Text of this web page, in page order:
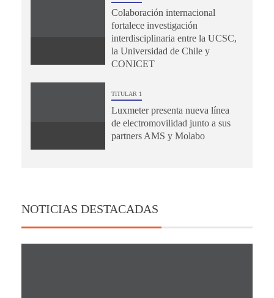
Colaboración internacional
fortalece investigación
interdisciplinaria entre la UCSC,
la Universidad de Chile y
CONICET
TITULAR 1
Luxmeter presenta nueva línea
de electromovilidad junto a sus
partners AMS y Molabo
NOTICIAS DESTACADAS